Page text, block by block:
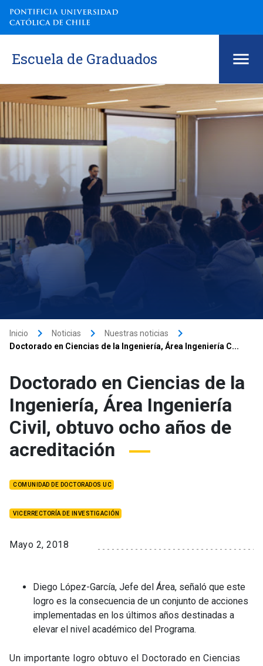
Escuela de Graduados
Inicio keyboard_arrow_right Noticias keyboard_arrow_right Nuestras noticias keyboard_arrow_right
Doctorado en Ciencias de la Ingeniería, Área Ingeniería C...
Doctorado en Ciencias de la
Ingeniería, Área Ingeniería
Civil, obtuvo ocho años de
acreditación
COMUNIDAD DE DOCTORADOS UC
VICERRECTORÍA DE INVESTIGACIÓN
Mayo 2, 2018
Diego López-García, Jefe del Área, señaló que este
logro es la consecuencia de un conjunto de acciones
implementadas en los últimos años destinadas a
elevar el nivel académico del Programa.
Un importante logro obtuvo el Doctorado en Ciencias